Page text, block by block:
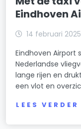
Eindhoven
14 februari 2025
Eindhoven Airport
Nederlandse
lange rijen en
een vlot en
LEES VERDER